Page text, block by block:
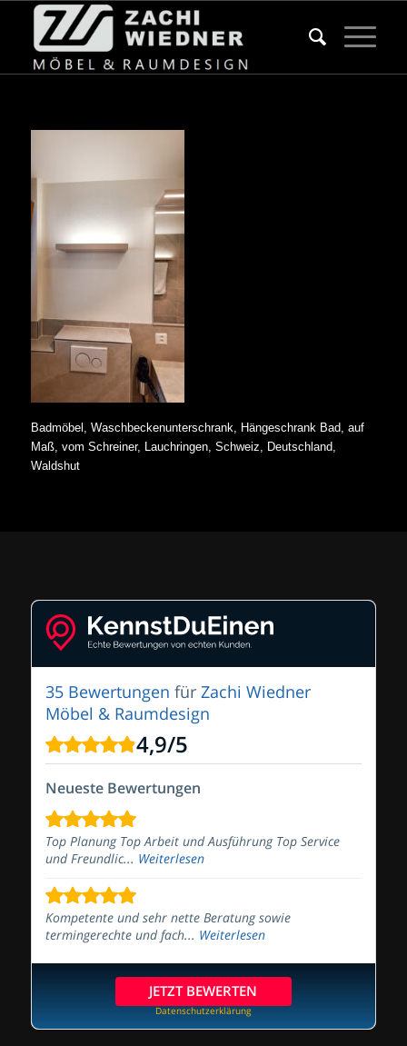
Badmöbel, Waschbeckenunterschrank, Hängeschrank Bad, auf
Maß, vom Schreiner, Lauchringen, Schweiz, Deutschland,
Waldshut
35 Bewertungen für Zachi Wiedner
Möbel & Raumdesign
4,9/5
Neueste Bewertungen
Top Planung Top Arbeit und Ausführung Top Service
und Freundlic... Weiterlesen
Kompetente und sehr nette Beratung sowie
termingerechte und fach... Weiterlesen
JETZT BEWERTEN
Datenschutzerklärung